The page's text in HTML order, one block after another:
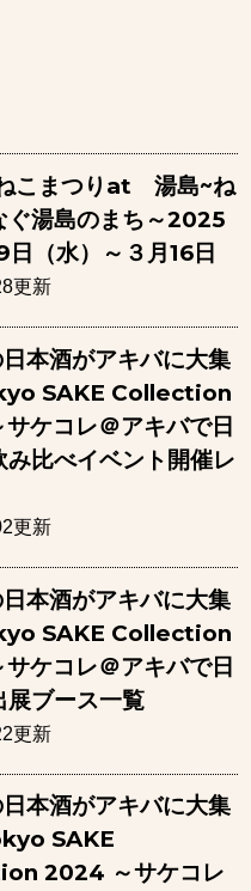
こまつりat 湯島~ね
ぐ湯島のまち～2025
日（水）～３月16日
更新
本酒がアキバに大集
SAKE Collection
ケコレ＠アキバで日
み比べイベント開催レ
更新
本酒がアキバに大集
SAKE Collection
ケコレ＠アキバで日
展ブース一覧
更新
本酒がアキバに大集
SAKE
2024 ～サケコレ